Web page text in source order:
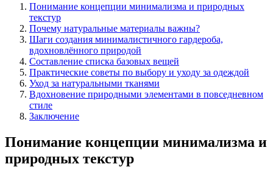
Понимание концепции минимализма и природных
текстур
Почему натуральные материалы важны?
Шаги создания минималистичного гардероба,
вдохновлённого природой
Составление списка базовых вещей
Практические советы по выбору и уходу за одеждой
Уход за натуральными тканями
Вдохновение природными элементами в повседневном
стиле
Заключение
Понимание концепции минимализма и
природных текстур